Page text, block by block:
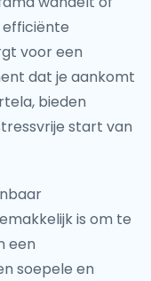
voor een
dat je aankomt
bieden
start van
is om te
een
soepele en